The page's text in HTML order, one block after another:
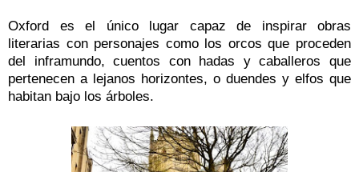
Oxford es el único lugar capaz de inspirar obras
literarias con personajes como los orcos que proceden
del inframundo, cuentos con hadas y caballeros que
pertenecen a lejanos horizontes, o duendes y elfos que
habitan bajo los árboles.